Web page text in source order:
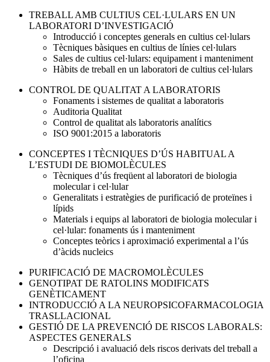
TREBALL AMB CULTIUS CEL·LULARS EN UN
LABORATORI D’INVESTIGACIÓ
Introducció i conceptes generals en cultius cel·lulars
Tècniques bàsiques en cultius de línies cel·lulars
Sales de cultius cel·lulars: equipament i manteniment
Hàbits de treball en un laboratori de cultius cel·lulars
CONTROL DE QUALITAT A LABORATORIS
Fonaments i sistemes de qualitat a laboratoris
Auditoria Qualitat
Control de qualitat als laboratoris analítics
ISO 9001:2015 a laboratoris
CONCEPTES I TÈCNIQUES D’ÚS HABITUAL A
L’ESTUDI DE BIOMOLÈCULES
Tècniques d’ús freqüent al laboratori de biologia
molecular i cel·lular
Generalitats i estratègies de purificació de proteïnes i
lípids
Materials i equips al laboratori de biologia molecular i
cel·lular: fonaments ús i manteniment
Conceptes teòrics i aproximació experimental a l’ús
d’àcids nucleics
PURIFICACIÓ DE MACROMOLÈCULES
GENOTIPAT DE RATOLINS MODIFICATS
GENÈTICAMENT
INTRODUCCIÓ A LA NEUROPSICOFARMACOLOGIA
TRASLLACIONAL
GESTIÓ DE LA PREVENCIÓ DE RISCOS LABORALS:
ASPECTES GENERALS
Descripció i avaluació dels riscos derivats del treball a
l’oficina